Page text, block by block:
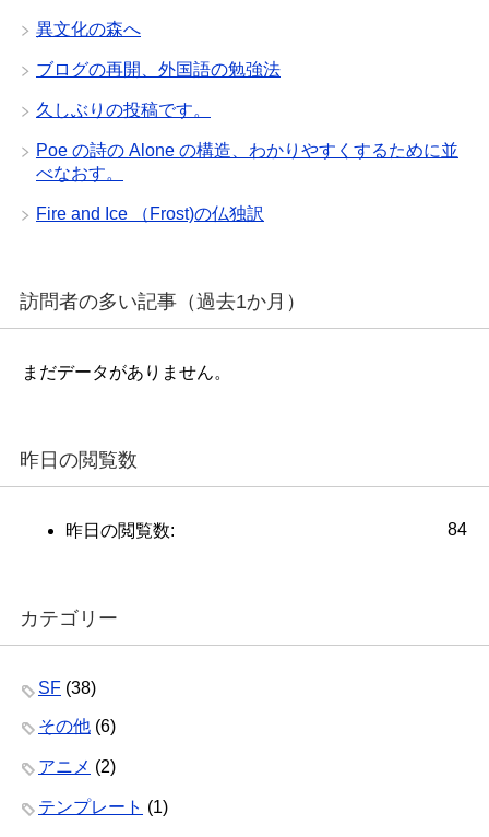
異文化の森へ
ブログの再開、外国語の勉強法
久しぶりの投稿です。
Poe の詩の Alone の構造、わかりやすくするために並
べなおす。
Fire and Ice （Frost)の仏独訳
訪問者の多い記事（過去1か月）
まだデータがありません。
昨日の閲覧数
84
昨日の閲覧数:
カテゴリー
SF (38)
その他 (6)
アニメ (2)
テンプレート (1)